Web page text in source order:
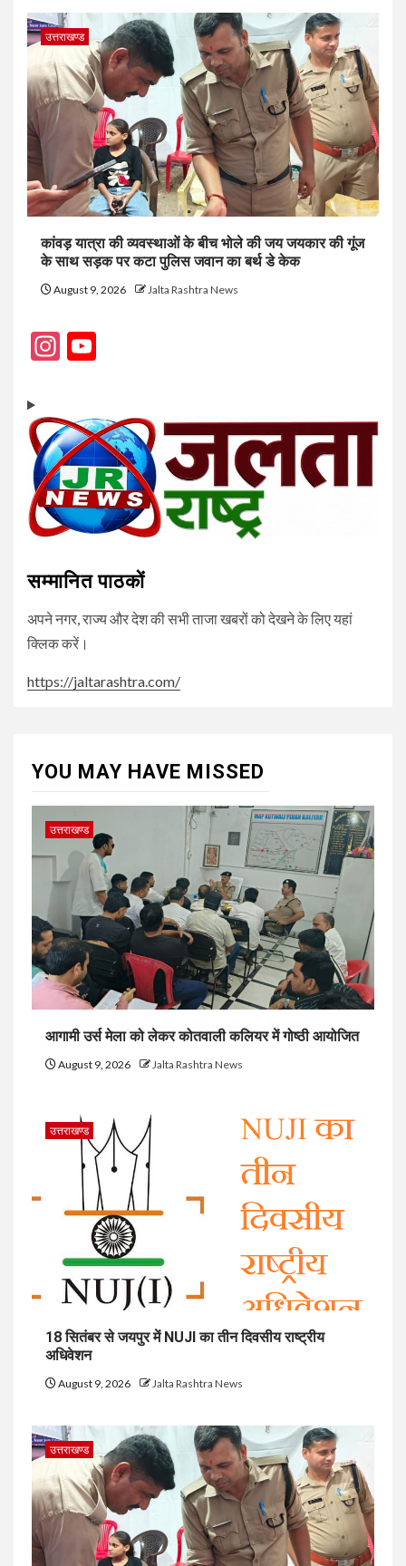
उत्तराखण्ड
कांवड़ यात्रा की व्यवस्थाओं के बीच भोले की जय जयकार की गूंज
के साथ सड़क पर कटा पुलिस जवान का बर्थ डे केक
August 9, 2026 Jalta Rashtra News
Instagram
सम्मानित पाठकों
अपने नगर, राज्य और देश की सभी ताजा खबरों को देखने के लिए यहां
क्लिक करें।
https://jaltarashtra.com/
YOU MAY HAVE MISSED
उत्तराखण्ड
आगामी उर्स मेला को लेकर कोतवाली कलियर में गोष्ठी आयोजित
August 9, 2026 Jalta Rashtra News
उत्तराखण्ड
18 सितंबर से जयपुर में NUJI का तीन दिवसीय राष्ट्रीय
अधिवेशन
August 9, 2026 Jalta Rashtra News
उत्तराखण्ड